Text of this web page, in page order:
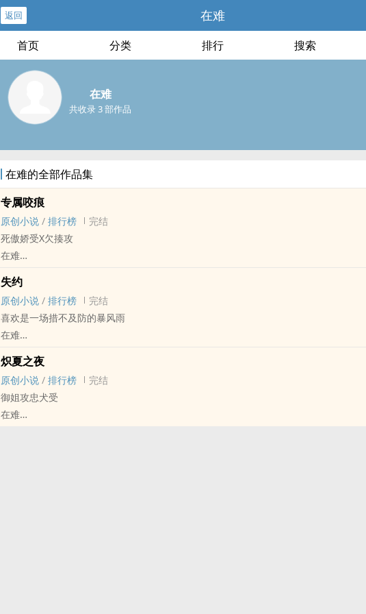
返回 在难
首页 分类 排行 搜索
在难
共收录 3 部作品
在难的全部作品集
专属咬痕
原创小说 / 排行榜
完结
死傲娇受X欠揍攻
在难
HE - 暧昧 - 相爱相杀 - 1v1
短篇
都市.HE
死傲娇受X欠揍攻
设定：
1.被咬就会被怀孕。
2.攻能闻道受身上的香味。
3.受闻不到自己身上的香味，只有攻能闻到。
失约
原创小说 / 排行榜
完结
喜欢是一场措不及防的暴风雨
在难
原创小说 - 现代 - BL - 短篇
完结
炽夏之夜
原创小说 / 排行榜
完结
御姐攻忠犬受
在难